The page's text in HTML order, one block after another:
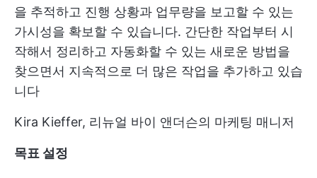
을 추적하고 진행 상황과 업무량을 보고할 수 있는
가시성을 확보할 수 있습니다. 간단한 작업부터 시
작해서 정리하고 자동화할 수 있는 새로운 방법을
찾으면서 지속적으로 더 많은 작업을 추가하고 있습
니다
Kira Kieffer, 리뉴얼 바이 앤더슨의 마케팅 매니저
목표 설정